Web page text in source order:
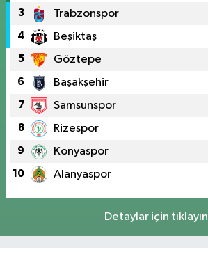
3 Trabzonspor
4 Beşiktaş
5 Göztepe
6 Başakşehir
7 Samsunspor
8 Rizespor
9 Konyaspor
10 Alanyaspor
Detaylar için tıklayın